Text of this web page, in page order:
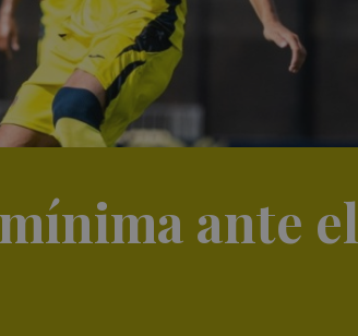
ante el